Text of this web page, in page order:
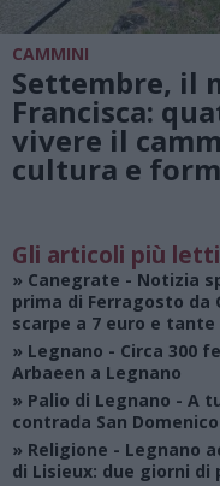
CAMMINI
Settembre, il
Francisca:
vivere il
cultura e
Gli articoli più letti
» Canegrate - Notizia
prima di Ferragosto da
scarpe a 7 euro e
» Legnano - Circa 300
Arbaeen a Legnano
» Palio di Legnano - A
contrada San
» Religione - Legnano
di Lisieux: due giorni